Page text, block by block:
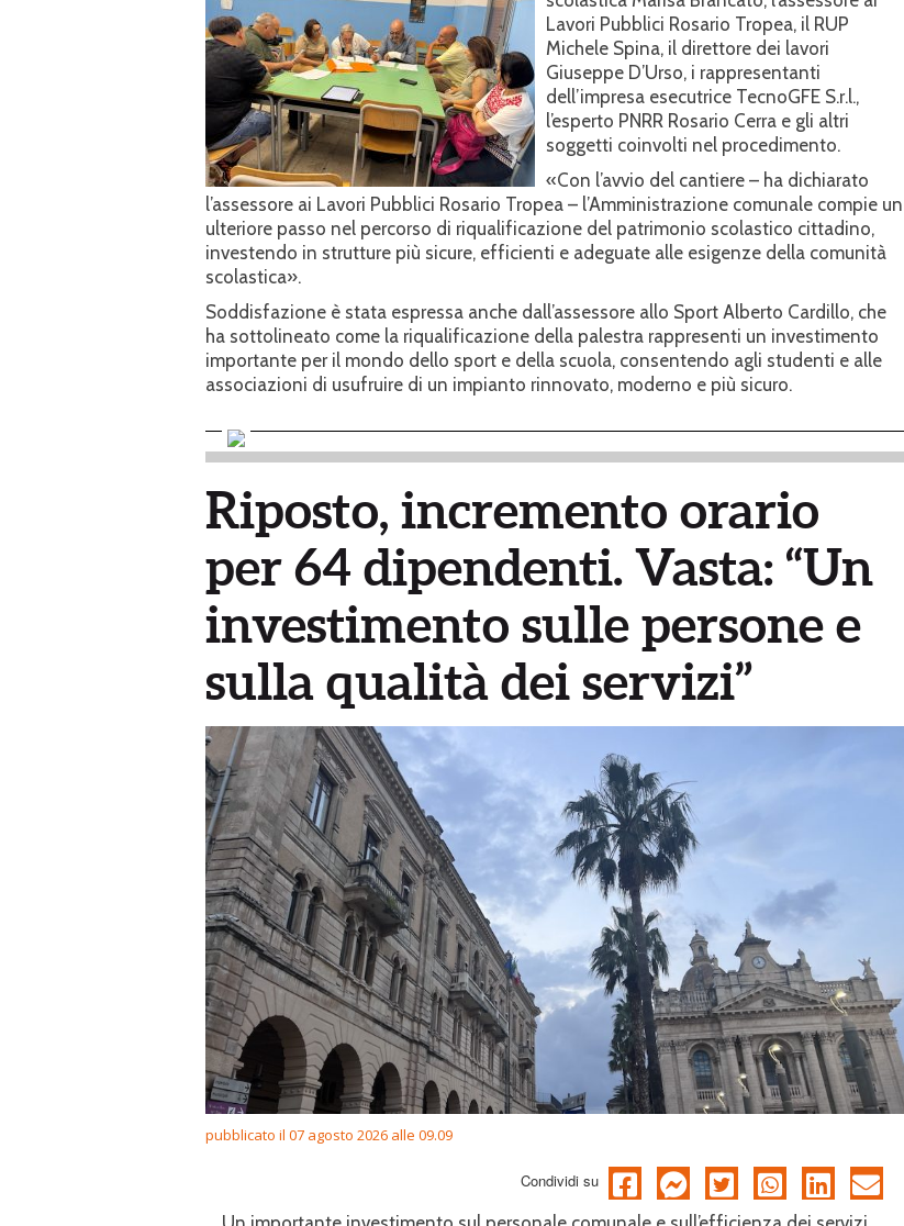
Lavori Pubblici Rosario Tropea, il RUP
Michele Spina, il direttore dei lavori
Giuseppe D’Urso, i rappresentanti
dell’impresa esecutrice TecnoGFE S.r.l.,
l’esperto PNRR Rosario Cerra e gli altri
soggetti coinvolti nel procedimento.
«Con l’avvio del cantiere – ha dichiarato
l’assessore ai Lavori Pubblici Rosario Tropea – l’Amministrazione comunale compie un
ulteriore passo nel percorso di riqualificazione del patrimonio scolastico cittadino,
investendo in strutture più sicure, efficienti e adeguate alle esigenze della comunità
scolastica».
Soddisfazione è stata espressa anche dall’assessore allo Sport Alberto Cardillo, che
ha sottolineato come la riqualificazione della palestra rappresenti un investimento
importante per il mondo dello sport e della scuola, consentendo agli studenti e alle
associazioni di usufruire di un impianto rinnovato, moderno e più sicuro.
Riposto, incremento orario
per 64 dipendenti. Vasta: “Un
investimento sulle persone e
sulla qualità dei servizi”
pubblicato il 07 agosto 2026 alle 09.09
Condividi su